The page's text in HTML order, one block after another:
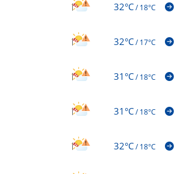
32°C/18°C
32°C/17°C
31°C/18°C
31°C/18°C
32°C/18°C